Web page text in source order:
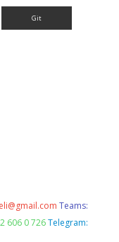
Teams:
606 0 726 Telegram: